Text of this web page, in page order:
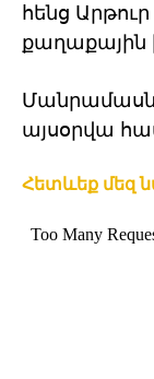
հենց
քաղաքային
այսօրվա
Հետևեք մեզ